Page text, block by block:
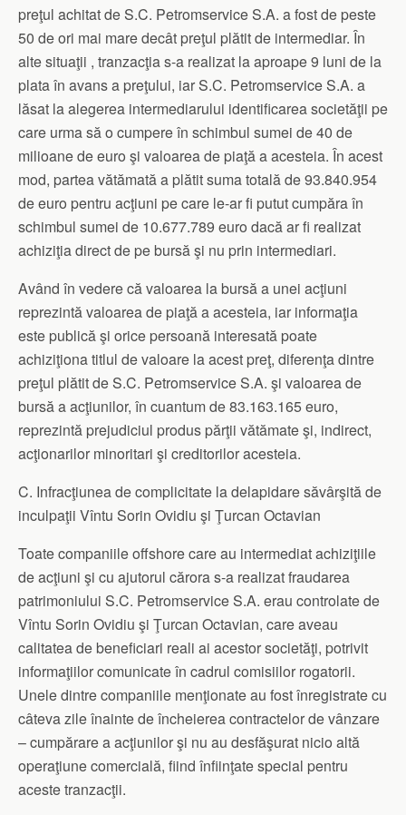
preţul achitat de S.C. Petromservice S.A. a fost de peste
50 de ori mai mare decât preţul plătit de intermediar. În
alte situaţii , tranzacţia s-a realizat la aproape 9 luni de la
plata în avans a preţului, iar S.C. Petromservice S.A. a
lăsat la alegerea intermediarului identificarea societăţii pe
care urma să o cumpere în schimbul sumei de 40 de
milioane de euro şi valoarea de piaţă a acesteia. În acest
mod, partea vătămată a plătit suma totală de 93.840.954
de euro pentru acţiuni pe care le-ar fi putut cumpăra în
schimbul sumei de 10.677.789 euro dacă ar fi realizat
achiziţia direct de pe bursă şi nu prin intermediari.
Având în vedere că valoarea la bursă a unei acţiuni
reprezintă valoarea de piaţă a acesteia, iar informaţia
este publică şi orice persoană interesată poate
achiziţiona titlul de valoare la acest preţ, diferenţa dintre
preţul plătit de S.C. Petromservice S.A. şi valoarea de
bursă a acţiunilor, în cuantum de 83.163.165 euro,
reprezintă prejudiciul produs părţii vătămate şi, indirect,
acţionarilor minoritari şi creditorilor acesteia.
C. Infracţiunea de complicitate la delapidare săvârşită de
inculpaţii Vîntu Sorin Ovidiu şi Ţurcan Octavian
Toate companiile offshore care au intermediat achiziţiile
de acţiuni şi cu ajutorul cărora s-a realizat fraudarea
patrimoniului S.C. Petromservice S.A. erau controlate de
Vîntu Sorin Ovidiu şi Ţurcan Octavian, care aveau
calitatea de beneficiari reali ai acestor societăţi, potrivit
informaţiilor comunicate în cadrul comisiilor rogatorii.
Unele dintre companiile menţionate au fost înregistrate cu
câteva zile înainte de încheierea contractelor de vânzare
– cumpărare a acţiunilor şi nu au desfăşurat nicio altă
operaţiune comercială, fiind înfiinţate special pentru
aceste tranzacţii.